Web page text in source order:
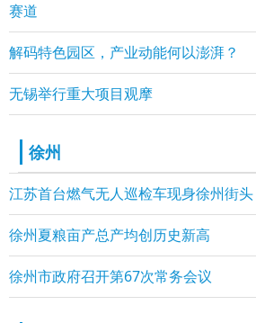
赛道
解码特色园区，产业动能何以澎湃？
无锡举行重大项目观摩
徐州
江苏首台燃气无人巡检车现身徐州街头
徐州夏粮亩产总产均创历史新高
徐州市政府召开第67次常务会议